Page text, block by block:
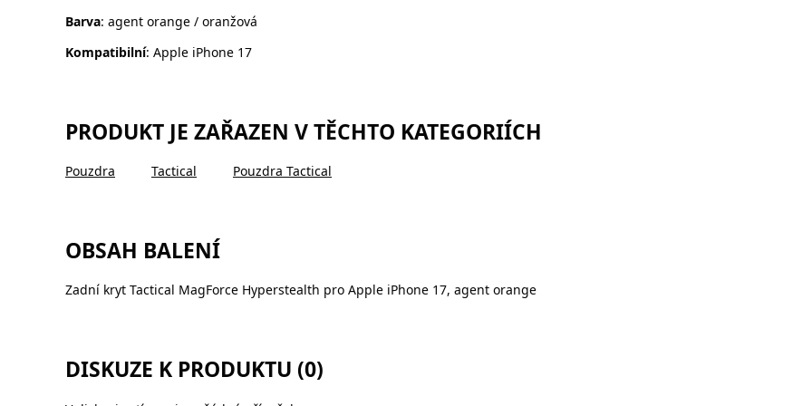
Barva: agent orange / oranžová
Kompatibilní: Apple iPhone 17
PRODUKT JE ZAŘAZEN V TĚCHTO KATEGORIÍCH
Pouzdra Tactical Pouzdra Tactical
OBSAH BALENÍ
Zadní kryt Tactical MagForce Hyperstealth pro Apple iPhone 17, agent orange
DISKUZE K PRODUKTU (0)